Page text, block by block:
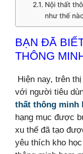
Nội thất
như thế
BẠN ĐÃ
THÔNG
Hiện nay, trên
với người tiêu
thất thông minh
hạng mục được
xu thế đã tạo
yêu thích kho